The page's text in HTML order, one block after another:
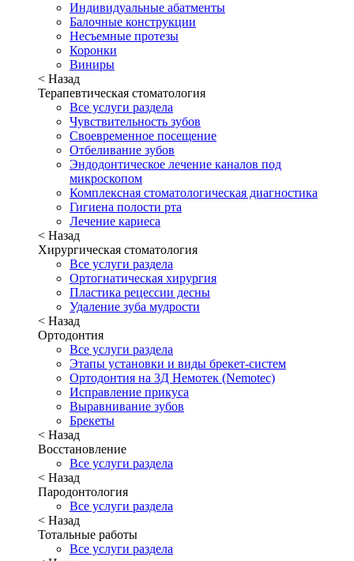
Индивидуальные абатменты
Балочные конструкции
Несъемные протезы
Коронки
Виниры
< Назад
Терапевтическая стоматология
Все услуги раздела
Чувствительность зубов
Своевременное посещение
Отбеливание зубов
Эндодонтическое лечение каналов под
микроскопом
Комплексная стоматологическая диагностика
Гигиена полости рта
Лечение кариеса
< Назад
Хирургическая стоматология
Все услуги раздела
Ортогнатическая хирургия
Пластика рецессии десны
Удаление зуба мудрости
< Назад
Ортодонтия
Все услуги раздела
Этапы установки и виды брекет-систем
Ортодонтия на 3Д Немотек (Nemotec)
Исправление прикуса
Выравнивание зубов
Брекеты
< Назад
Восстановление
Все услуги раздела
< Назад
Пародонтология
Все услуги раздела
< Назад
Тотальные работы
Все услуги раздела